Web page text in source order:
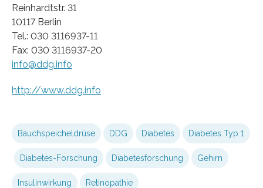
Reinhardtstr. 31
10117 Berlin
Tel.: 030 3116937-11
Fax: 030 3116937-20
info@ddg.info
http://www.ddg.info
Bauchspeicheldrüse DDG Diabetes Diabetes Typ 1
Diabetes-Forschung Diabetesforschung Gehirn
Insulinwirkung Retinopathie